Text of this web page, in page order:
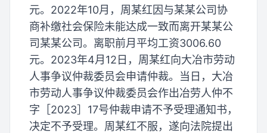
元。2022年10月，周某红因与某某公司协
商补缴社会保险未能达成一致而离开某某公
司某某公司。离职前月平均工资3006.60
元。2023年4月12日，周某红向大冶市劳动
人事争议仲裁委员会申请仲裁。当日，大冶
市劳动人事争议仲裁委员会作出冶劳人仲不
字［2023］17号仲裁申请不予受理通知书，
决定不予受理。周某红不服，遂向法院提出